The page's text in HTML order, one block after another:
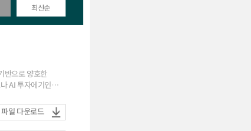
최신순
반으로 양호한
연내 인상 전망
파일 다운로드